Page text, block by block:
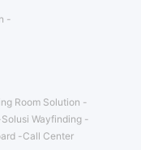
Room Solution
Solusi Wayfinding
Call Center